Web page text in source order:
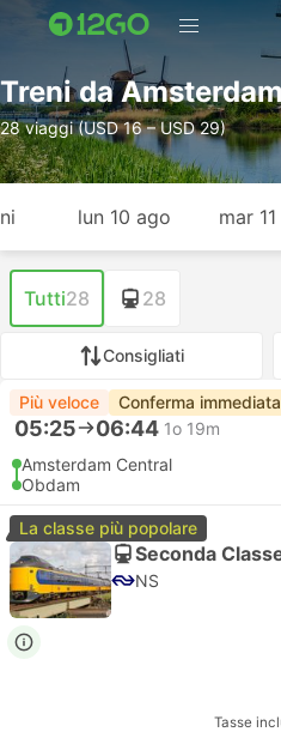
Treni da
28 viaggi (USD 16 – USD 29)
lun 10 ago mar
Tutti28 28
Consigliati
Più veloce Conferma immediata
05:25 06:44 1o 19m
Amsterdam Central
Obdam
La classe più popolare
Seconda
NS
Tasse